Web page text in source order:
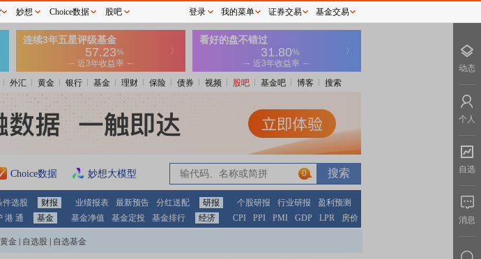
外汇 黄金 银行 基金 理财 保险 债券 视频 股吧 基金吧 博客 搜索
Choice数据 妙想大模型 0
件选股 财报 业绩报表 最新预告 分红送配 研报 个股研报 行业研报
盈利预测
港 通 基金 基金净值 基金定投 基金排行 经济 CPI PPI PMI GDP LPR 房价
黄金 自选股 自选基金
妙想 Choice数据 股吧 登录 我的菜单 证券交易 基金交易
动态
个人
自选
消息